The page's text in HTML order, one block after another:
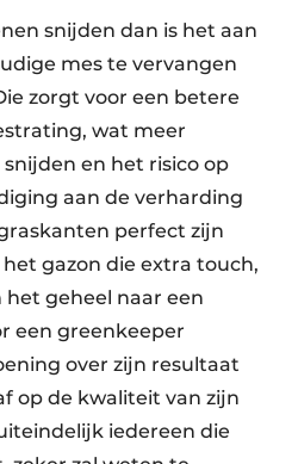
snijden dan is het aan
mes te vervangen
zorgt voor een betere
wat meer
en het risico op
aan de verharding
perfect zijn
gazon die extra touch,
geheel naar een
een greenkeeper
over zijn resultaat
op de kwaliteit van zijn
iedereen die